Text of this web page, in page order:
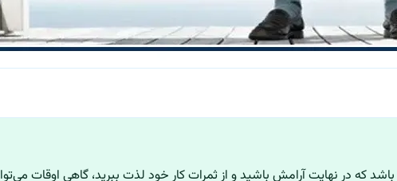
که در نهایت آرامش باشید و از ثمرات کار خود لذت ببرید، گاهی اوقات